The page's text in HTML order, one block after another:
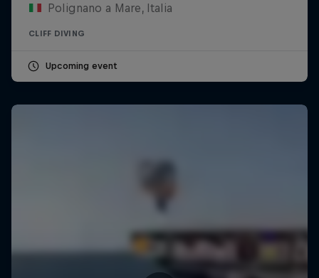
Polignano a Mare, Italia
CLIFF DIVING
Upcoming event